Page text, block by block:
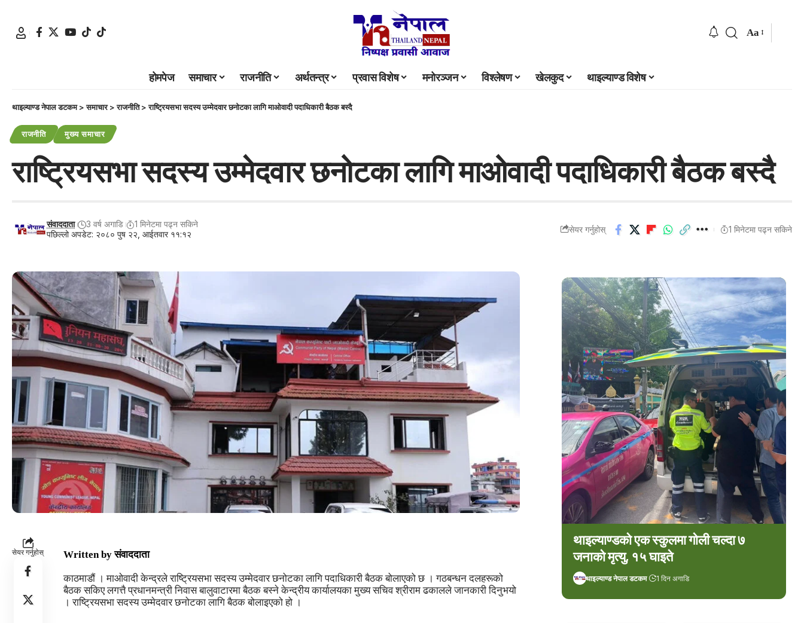
Aa
होमपेज समाचार राजनीति अर्थतन्त्र प्रवास विशेष मनोरञ्जन विश्लेषण खेलकुद थाइल्याण्ड विशेष
थाइल्याण्ड नेपाल डटकम>समाचार>राजनीति>राष्ट्रियसभा सदस्य उम्मेदवार छनोटका लागि माओवादी पदाधिकारी बैठक बस्दै
राजनीति मुख्य समाचार
राष्ट्रियसभा सदस्य उम्मेदवार छनोटका लागि माओवादी पदाधिकारी बैठक बस्दै
पछिल्लो अपडेट: २०८० पुष २२, आईतवार ११:१२
संवाददाता 3 वर्ष अगाडि 1 मिनेटमा पढ्न सकिने
सेयर गर्नुहोस् 1 मिनेटमा पढ्न सकिने
सेयर गर्नुहोस् Written by संवाददाता
काठमाडौं । माओवादी केन्द्रले राष्ट्रियसभा सदस्य उम्मेदवार छनोटका लागि पदाधिकारी बैठक बोलाएको छ । गठबन्धन दलहरूको
बैठक सकिए लगत्तै प्रधानमन्त्री निवास बालुवाटारमा बैठक बस्ने केन्द्रीय कार्यालयका मुख्य सचिव श्रीराम ढकालले जानकारी दिनुभयो
। राष्ट्रियसभा सदस्य उम्मेदवार छनोटका लागि बैठक बोलाइएको हो ।
थाइल्याण्डको एक स्कुलमा गोली चल्दा ७
जनाको मृत्यु, १५ घाइते
थाइल्याण्ड नेपाल डटकम 1 दिन अगाडि